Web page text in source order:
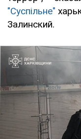
"Суспільне"
Залинский.